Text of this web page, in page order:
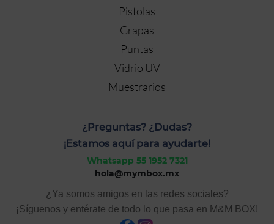
Pistolas
Grapas
Puntas
Vidrio UV
Muestrarios
¿Preguntas? ¿Dudas?
¡Estamos aquí para ayudarte!
Whatsapp 55 1952 7321
hola@mymbox.mx
¿Ya somos amigos en las redes sociales?
¡Síguenos y entérate de todo lo que pasa en M&M BOX!